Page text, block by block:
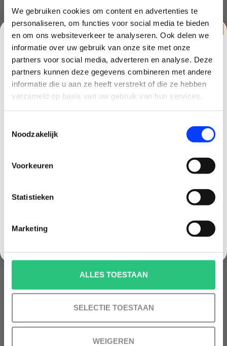
We gebruiken cookies om content en advertenties te
personaliseren, om functies voor social media te bieden
en om ons websiteverkeer te analyseren. Ook delen we
informatie over uw gebruik van onze site met onze
partners voor social media, adverteren en analyse. Deze
partners kunnen deze gegevens combineren met andere
informatie die u aan ze heeft verstrekt of die ze hebben
verzameld op basis van uw gebruik van hun services.
Noodzakelijk
Voorkeuren
Statistieken
Marketing
ALLES TOESTAAN
SELECTIE TOESTAAN
WEIGEREN
AMEWI FIGHTSTAR BATTLE
€79,99
AMEWI SPARROW MINI
DRONE - BLAUW
SALE-22%
SMART CONTROLLER
CLAIM KORTING OP JE EERSTE
BESTELLING!